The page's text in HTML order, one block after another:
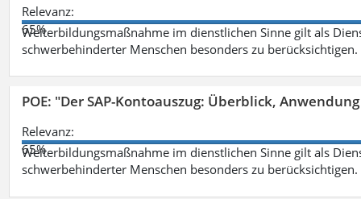
Relevanz:
65%
Weiterbildungsmaßnahme im dienstlichen Sinne gilt als
schwerbehinderter Menschen besonders zu berücksichtigen.
POE: "Der SAP-Kontoauszug: Überblick,
Relevanz:
65%
Weiterbildungsmaßnahme im dienstlichen Sinne gilt als
schwerbehinderter Menschen besonders zu berücksichtigen.